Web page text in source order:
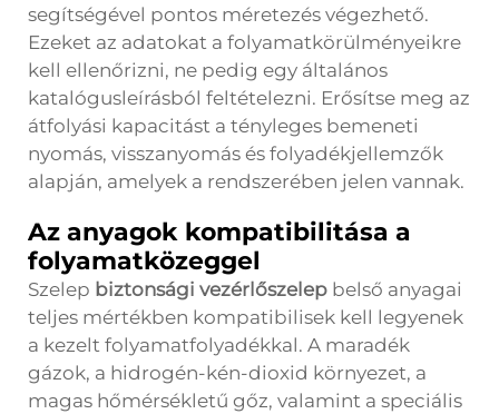
segítségével pontos méretezés végezhető.
Ezeket az adatokat a folyamatkörülményeikre
kell ellenőrizni, ne pedig egy általános
katalógusleírásból feltételezni. Erősítse meg az
átfolyási kapacitást a tényleges bemeneti
nyomás, visszanyomás és folyadékjellemzők
alapján, amelyek a rendszerében jelen vannak.
Az anyagok kompatibilitása a
folyamatközeggel
Szelep biztonsági vezérlőszelep belső anyagai
teljes mértékben kompatibilisek kell legyenek
a kezelt folyamatfolyadékkal. A maradék
gázok, a hidrogén-kén-dioxid környezet, a
magas hőmérsékletű gőz, valamint a speciális